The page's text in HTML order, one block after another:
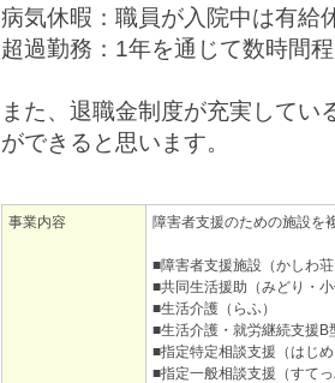
病気休暇：職員が入院中は有給
超過勤務：1年を通じて数時間
また、退職金制度が充実して
ができると思います。
事業内容 障害者支援のための施設を
■障害者支援施設（かしわ
■共同生活援助（みどり・
■生活介護（らふ）
■生活介護・就労継続支援B
■指定特定相談支援（はじ
■指定一般相談支援（すて